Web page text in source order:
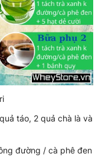
táo, 2 quả chà là và
đường / cà phê đen